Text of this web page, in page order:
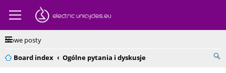
Nowe posty
Board index
Ogólne pytania i dyskusje